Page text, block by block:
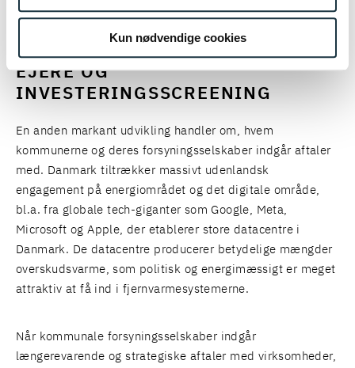
Kun nødvendige cookies
DATACENTRE, UDENLANDSKE
EJERE OG
INVESTERINGSSCREENING
En anden markant udvikling handler om, hvem
kommunerne og deres forsyningsselskaber indgår aftaler
med. Danmark tiltrækker massivt udenlandsk
engagement på energiområdet og det digitale område,
bl.a. fra globale tech-giganter som Google, Meta,
Microsoft og Apple, der etablerer store datacentre i
Danmark. De datacentre producerer betydelige mængder
overskudsvarme, som politisk og energimæssigt er meget
attraktiv at få ind i fjernvarmesystemerne.
Når kommunale forsyningsselskaber indgår
længerevarende og strategiske aftaler med virksomheder,